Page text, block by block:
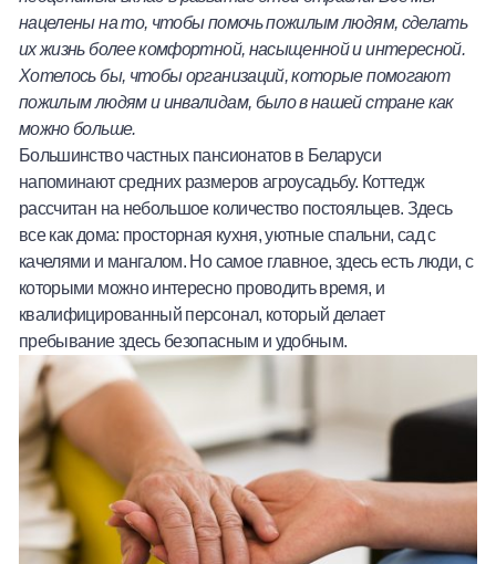
нацелены на то, чтобы помочь пожилым людям, сделать
их жизнь более комфортной, насыщенной и интересной.
Хотелось бы, чтобы организаций, которые помогают
пожилым людям и инвалидам, было в нашей стране как
можно больше.
Большинство частных пансионатов в Беларуси
напоминают средних размеров агроусадьбу. Коттедж
рассчитан на небольшое количество постояльцев. Здесь
все как дома: просторная кухня, уютные спальни, сад с
качелями и мангалом. Но самое главное, здесь есть люди, с
которыми можно интересно проводить время, и
квалифицированный персонал, который делает
пребывание здесь безопасным и удобным.